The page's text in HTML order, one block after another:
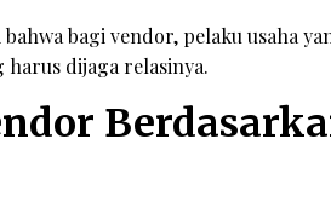
bagi vendor, pelaku usaha
harus dijaga relasinya.